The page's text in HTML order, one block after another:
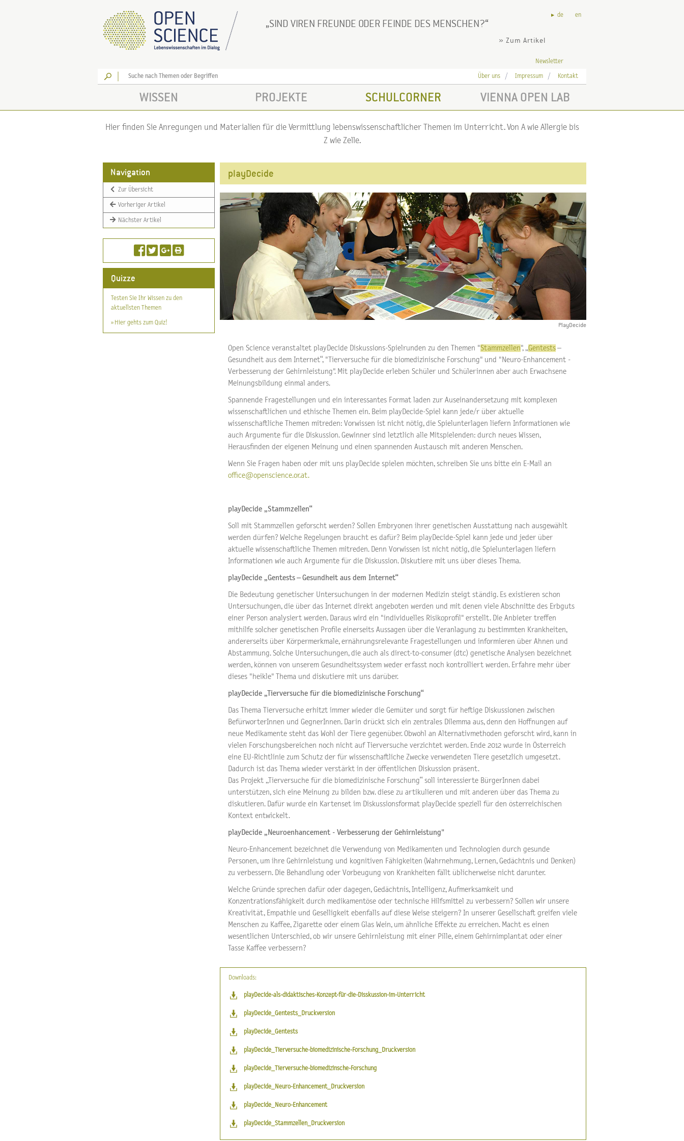
SIND VIREN FREUNDE ODER FEINDE DES MENSCHEN?
» Zum Artikel
de en
Newsletter
Los
Über uns Impressum Kontakt
WISSEN PROJEKTE SCHULCORNER VIENNA OPEN LAB
Hier finden Sie Anregungen und Materialien für die Vermittlung lebenswissenschaftlicher Themen im Unterricht. Von A wie Allergie bis
Z wie Zelle.
Navigation
Zur Übersicht
Vorheriger Artikel
Nächster Artikel
Quizze
Testen Sie Ihr Wissen zu den
aktuellsten Themen
» Hier gehts zum Quiz!
playDecide
PlayDecide
Open Science veranstaltet playDecide Diskussions-Spielrunden zu den Themen "Stammzellen", „Gentests –
Gesundheit aus dem Internet“, "Tierversuche für die biomedizinische Forschung" und "Neuro-Enhancement -
Verbesserung der Gehirnleistung". Mit playDecide erleben Schüler und Schülerinnen aber auch Erwachsene
Meinungsbildung einmal anders.
Spannende Fragestellungen und ein interessantes Format laden zur Auseinandersetzung mit komplexen
wissenschaftlichen und ethische Themen ein. Beim playDecide-Spiel kann jede/r über aktuelle
wissenschaftliche Themen mitreden: Vorwissen ist nicht nötig, die Spielunterlagen liefern Informationen wie
auch Argumente für die Diskussion. Gewinner sind letztlich alle Mitspielenden: durch neues Wissen,
Herausfinden der eigenen Meinung und einen spannenden Austausch mit anderen Menschen.
Wenn Sie Fragen haben oder mit uns playDecide spielen möchten, schreiben Sie uns bitte ein E-Mail an
office@openscience.or.at.
playDecide „Stammzellen“
Soll mit Stammzellen geforscht werden? Sollen Embryonen ihrer genetischen Ausstattung nach ausgewählt
werden dürfen? Welche Regelungen braucht es dafür? Beim playDecide-Spiel kann jede und jeder über
aktuelle wissenschaftliche Themen mitreden. Denn Vorwissen ist nicht nötig, die Spielunterlagen liefern
Informationen wie auch Argumente für die Diskussion. Diskutiere mit uns über dieses Thema.
playDecide „Gentests – Gesundheit aus dem Internet“
Die Bedeutung genetischer Untersuchungen in der modernen Medizin steigt ständig. Es existieren schon
Untersuchungen, die über das Internet direkt angeboten werden und mit denen viele Abschnitte des Erbguts
einer Person analysiert werden. Daraus wird ein "individuelles Risikoprofil" erstellt. Die Anbieter treffen
mithilfe solcher genetischen Profile einerseits Aussagen über die Veranlagung zu bestimmten Krankheiten,
andererseits über Körpermerkmale, ernährungsrelevante Fragestellungen und informieren über Ahnen und
Abstammung. Solche Untersuchungen, die auch als direct-to-consumer (dtc) genetische Analysen bezeichnet
werden, können von unserem Gesundheitssystem weder erfasst noch kontrolliert werden. Erfahre mehr über
dieses "heikle" Thema und diskutiere mit uns darüber.
playDecide „Tierversuche für die biomedizinische Forschung“
Das Thema Tierversuche erhitzt immer wieder die Gemüter und sorgt für heftige Diskussionen zwischen
BefürworterInnen und GegnerInnen. Darin drückt sich ein zentrales Dilemma aus, denn den Hoffnungen auf
neue Medikamente steht das Wohl der Tiere gegenüber. Obwohl an Alternativmethoden geforscht wird, kann in
vielen Forschungsbereichen noch nicht auf Tierversuche verzichtet werden. Ende 2012 wurde in Österreich
eine EU-Richtlinie zum Schutz der für wissenschaftliche Zwecke verwendeten Tiere gesetzlich umgesetzt.
Dadurch ist das Thema wieder verstärkt in der öffentlichen Diskussion präsent.
Das Projekt „Tierversuche für die biomedizinische Forschung“ soll interessierte BürgerInnen dabei
unterstützen, sich eine Meinung zu bilden bzw. diese zu artikulieren und mit anderen über das Thema zu
diskutieren. Dafür wurde ein Kartenset im Diskussionsformat playDecide speziell für den österreichischen
Kontext entwickelt.
playDecide „Neuroenhancement - Verbesserung der Gehirnleistung"
Neuro-Enhancement bezeichnet die Verwendung von Medikamenten und Technologien durch gesunde
Personen, um ihre Gehirnleistung und kognitiven Fähigkeiten (Wahrnehmung, Lernen, Gedächtnis und Denken)
zu verbessern. Die Behandlung oder Vorbeugung von Krankheiten fällt üblicherweise nicht darunter.
Welche Gründe sprechen dafür oder dagegen, Gedächtnis, Intelligenz, Aufmerksamkeit und
Konzentrationsfähigkeit durch medikamentöse oder technische Hilfsmittel zu verbessern? Sollen wir unsere
Kreativität, Empathie und Geselligkeit ebenfalls auf diese Weise steigern? In unserer Gesellschaft greifen viele
Menschen zu Kaffee, Zigarette oder einem Glas Wein, um ähnliche Effekte zu erreichen. Macht es einen
wesentlichen Unterschied, ob wir unsere Gehirnleistung mit einer Pille, einem Gehirnimplantat oder einer
Tasse Kaffee verbessern?
Downloads:
playDecide-als-didaktisches-Konzept-für-die-Disskussion-im-Unterricht
playDecide_Gentests_Druckversion
playDecide_Gentests
playDecide_Tierversuche-biomedizinische-Forschung_Druckversion
playDecide_Tierversuche-biomedizinsche-Forschung
playDecide_Neuro-Enhancement_Druckversion
playDecide_Neuro-Enhancement
playDecide_Stammzellen_Druckversion